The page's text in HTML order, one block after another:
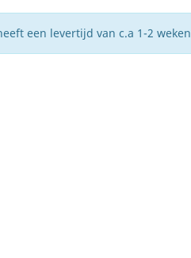
een levertijd van c.a 1-2 weken